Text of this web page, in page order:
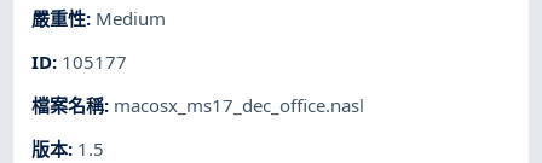
嚴重性: Medium
ID: 105177
檔案名稱: macosx_ms17_dec_office.nasl
版本: 1.5